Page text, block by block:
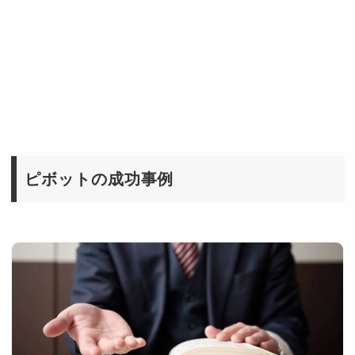
ピボットの成功事例